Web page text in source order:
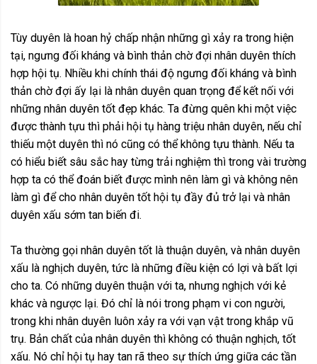
Tùy duyên là hoan hỷ chấp nhận những gì xảy ra trong hiện
tại, ngưng đối kháng và bình thản chờ đợi nhân duyên thích
hợp hội tụ. Nhiều khi chính thái độ ngưng đối kháng và bình
thản chờ đợi ấy lại là nhân duyên quan trọng để kết nối với
những nhân duyên tốt đẹp khác. Ta đừng quên khi một việc
được thành tựu thì phải hội tụ hàng triệu nhân duyên, nếu chỉ
thiếu một duyên thì nó cũng có thể không tựu thành. Nếu ta
có hiểu biết sâu sắc hay từng trải nghiệm thì trong vài trường
hợp ta có thể đoán biết được mình nên làm gì và không nên
làm gì để cho nhân duyên tốt hội tụ đầy đủ trở lại và nhân
duyên xấu sớm tan biến đi.
Ta thường gọi nhân duyên tốt là thuận duyên, và nhân duyên
xấu là nghịch duyên, tức là những điều kiện có lợi và bất lợi
cho ta. Có những duyên thuận với ta, nhưng nghịch với kẻ
khác và ngược lại. Đó chỉ là nói trong phạm vi con người,
trong khi nhân duyên luôn xảy ra với vạn vật trong khắp vũ
trụ. Bản chất của nhân duyên thì không có thuận nghịch, tốt
xấu. Nó chỉ hội tụ hay tan rã theo sự thích ứng giữa các tần